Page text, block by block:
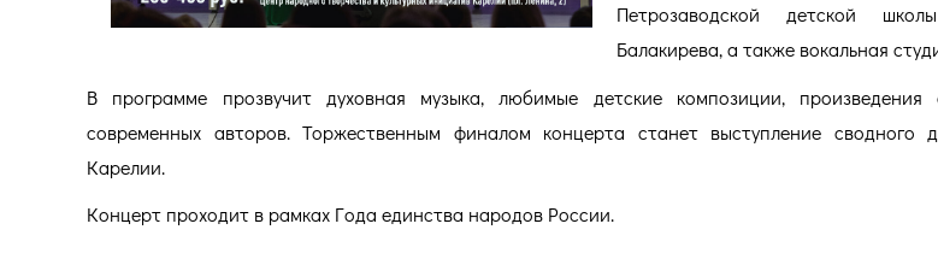
Петрозаводской детской
Балакирева, а также вокальная
В программе прозвучит духовная музыка, любимые детские композиции, произведения
современных авторов. Торжественным финалом концерта станет выступление сводного
Карелии.
Концерт проходит в рамках Года единства народов России.